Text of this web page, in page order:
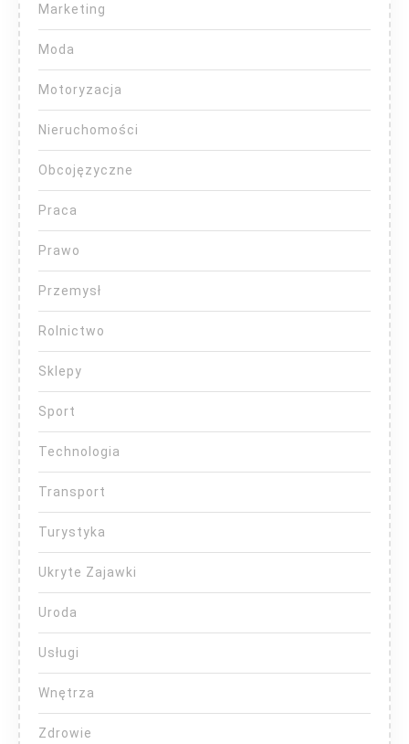
Marketing
Moda
Motoryzacja
Nieruchomości
Obcojęzyczne
Praca
Prawo
Przemysł
Rolnictwo
Sklepy
Sport
Technologia
Transport
Turystyka
Ukryte Zajawki
Uroda
Usługi
Wnętrza
Zdrowie